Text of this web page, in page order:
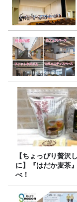
【ちょっぴり贅沢
に】『はだか麦茶
べ！